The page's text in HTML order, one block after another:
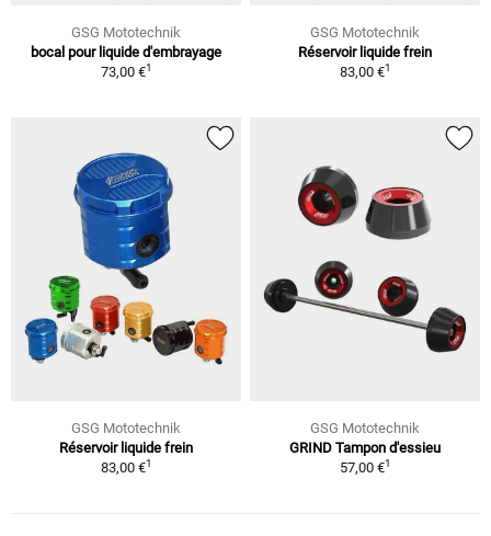
GSG Mototechnik
bocal pour liquide d'embrayage
73,00 €1
GSG Mototechnik
Réservoir liquide frein
83,00 €1
GSG Mototechnik
Réservoir liquide frein
83,00 €1
GSG Mototechnik
GRIND Tampon d'essieu
57,00 €1